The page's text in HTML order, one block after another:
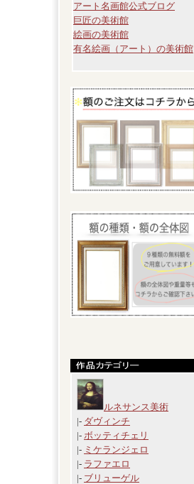
アート名画館公式ブログ
巨匠の美術館
絵画の美術館
有名絵画（アート）の美術館
ルネサンス美術
|- ダヴィンチ
|- ボッティチェリ
|- ミケランジェロ
|- ラファエロ
|- ブリューゲル